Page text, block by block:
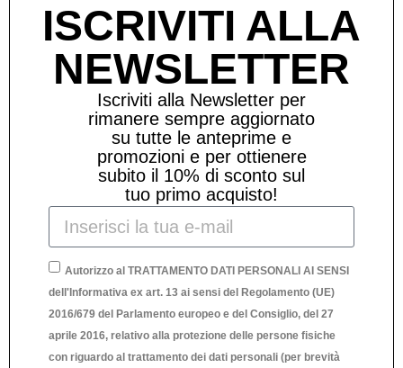
ISCRIVITI ALLA
NEWSLETTER
Iscriviti alla Newsletter per
rimanere sempre aggiornato
su tutte le anteprime e
promozioni e per ottienere
subito il 10% di sconto sul
tuo primo acquisto!
Autorizzo al TRATTAMENTO DATI PERSONALI AI SENSI
dell'Informativa ex art. 13 ai sensi del Regolamento (UE)
2016/679 del Parlamento europeo e del Consiglio, del 27
aprile 2016, relativo alla protezione delle persone fisiche
con riguardo al trattamento dei dati personali (per brevità